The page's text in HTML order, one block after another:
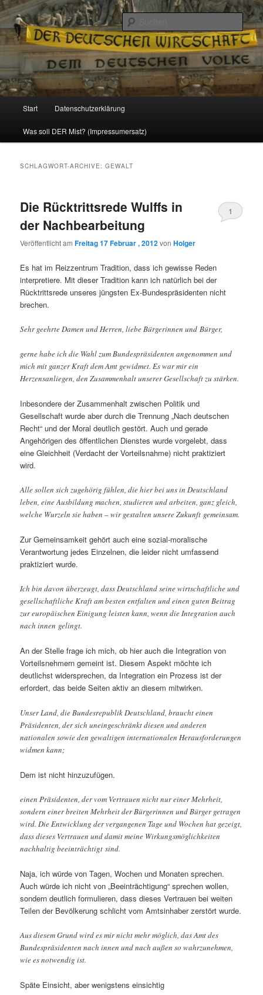
Reizzentrum
Politik, Wirtschaft, Soziales und Gesellschaft
Zum
Inhalt
Zum
sekundären
Start Datenschutzerklärung
Was soll DER Mist? (Impressumersatz)
SCHLAGWORT-ARCHIVE:GEWALT
Die Rücktrittsrede Wulffs in
der Nachbearbeitung
Veröffentlicht amFreitag 17 Februar , 2012vonHolger
1
Es hat im Reizzentrum Tradition, dass ich gewisse Reden
interpretiere. Mit dieser Tradition kann ich natürlich bei der
Rücktrittsrede unseres jüngsten Ex-Bundespräsidenten nicht
brechen.
Sehr geehrte Damen und Herren, liebe Bürgerinnen und Bürger,
gerne habe ich die Wahl zum Bundespräsidenten angenommen und
mich mit ganzer Kraft dem Amt gewidmet. Es war mir ein
Herzensanliegen, den Zusammenhalt unserer Gesellschaft zu stärken.
Inbesondere der Zusammenhalt zwischen Politik und
Gesellschaft wurde aber durch die Trennung „Nach deutschen
Recht“ und der Moral deutlich gestört. Auch und gerade
Angehörigen des öffentlichen Dienstes wurde vorgelebt, dass
eine Gleichheit (Verdacht der Vorteilsnahme) nicht praktiziert
wird.
Alle sollen sich zugehörig fühlen, die hier bei uns in Deutschland
leben, eine Ausbildung machen, studieren und arbeiten, ganz gleich,
welche Wurzeln sie haben – wir gestalten unsere Zukunft gemeinsam.
Zur Gemeinsamkeit gehört auch eine sozial-moralische
Verantwortung jedes Einzelnen, die leider nicht umfassend
praktiziert wurde.
Ich bin davon überzeugt, dass Deutschland seine wirtschaftliche und
gesellschaftliche Kraft am besten entfalten und einen guten Beitrag
zur europäischen Einigung leisten kann, wenn die Integration auch
nach innen gelingt.
An der Stelle frage ich mich, ob hier auch die Integration von
Vorteilsnehmern gemeint ist. Diesem Aspekt möchte ich
deutlichst widersprechen, da Integration ein Prozess ist der
erfordert, das beide Seiten aktiv an diesem mitwirken.
Unser Land, die Bundesrepublik Deutschland, braucht einen
Präsidenten, der sich uneingeschränkt diesen und anderen
nationalen sowie den gewaltigen internationalen Herausforderungen
widmen kann;
Dem ist nicht hinzuzufügen.
einen Präsidenten, der vom Vertrauen nicht nur einer Mehrheit,
sondern einer breiten Mehrheit der Bürgerinnen und Bürger getragen
wird. Die Entwicklung der vergangenen Tage und Wochen hat gezeigt,
dass dieses Vertrauen und damit meine Wirkungsmöglichkeiten
nachhaltig beeinträchtigt sind.
Naja, ich würde von Tagen, Wochen und Monaten sprechen.
Auch würde ich nicht von „Beeinträchtigung“ sprechen wollen,
sondern deutlich formulieren, dass dieses Vertrauen bei weiten
Teilen der Bevölkerung schlicht vom Amtsinhaber zerstört wurde.
Aus diesem Grund wird es mir nicht mehr möglich, das Amt des
Bundespräsidenten nach innen und nach außen so wahrzunehmen,
wie es notwendig ist.
Späte Einsicht, aber wenigstens einsichtig